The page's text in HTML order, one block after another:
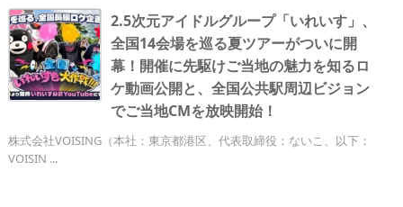
2.5次元アイドルグループ「いれいす」、
全国14会場を巡る夏ツアーがついに開
幕！開催に先駆けご当地の魅力を知るロ
ケ動画公開と、全国公共駅周辺ビジョン
でご当地CMを放映開始！
株式会社VOISING（本社：東京都港区、代表取締役：ないこ、以下：
VOISIN ...